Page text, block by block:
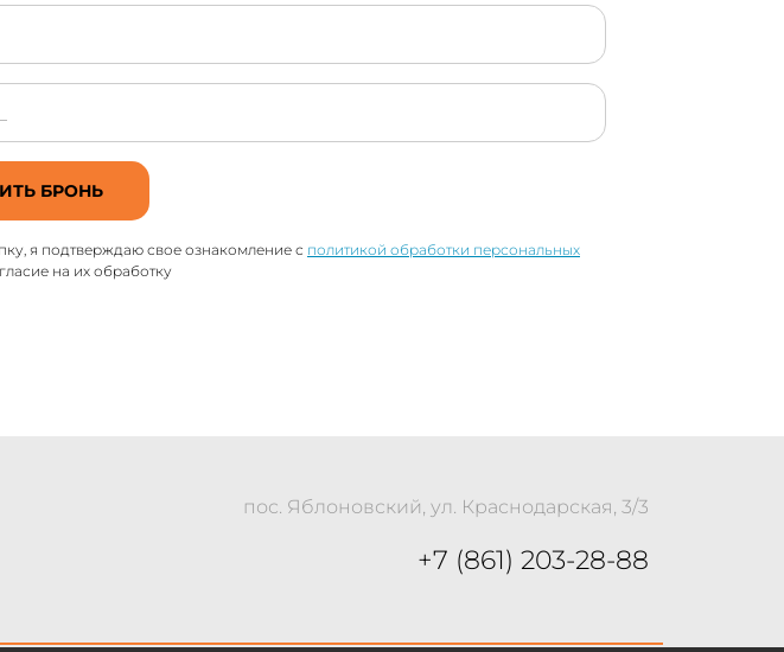
БРОНЬ
я подтверждаю свое ознакомление с политикой обработки персональных
на их обработку
пос. Яблоновский, ул. Краснодарская, 3/3
+7 (861) 203-28-88